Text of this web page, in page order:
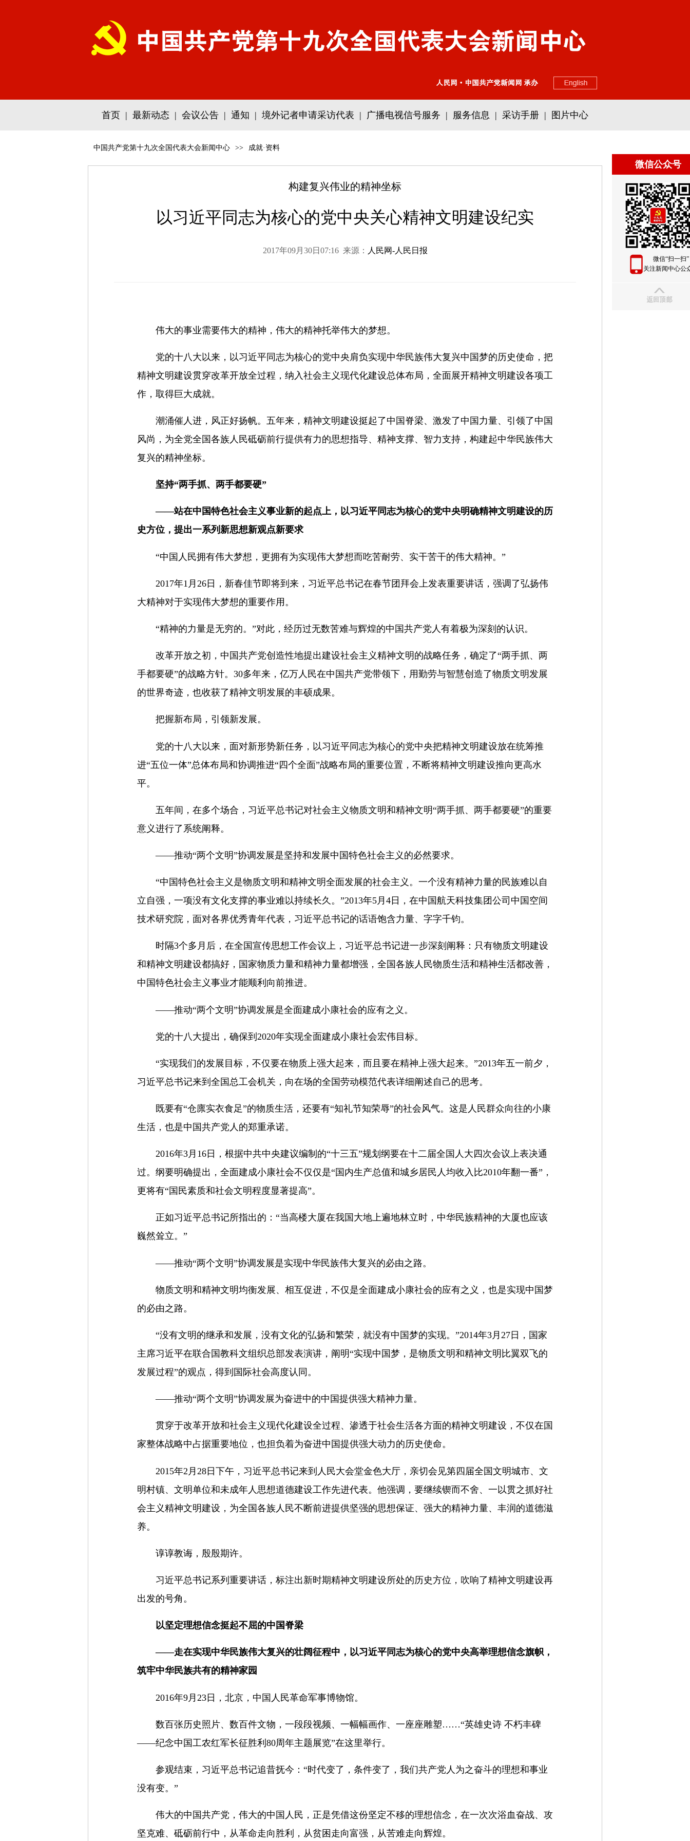
首页 | 最新动态 | 会议公告 | 通知 | 境外记者申请采访代表 | 广播电视信号服务 | 服务信息 | 采访手册 | 图片中心
中国共产党第十九次全国代表大会新闻中心 >> 成就·资料
构建复兴伟业的精神坐标
以习近平同志为核心的党中央关心精神文明建设纪实
2017年09月30日07:16 来源： 人民网-人民日报
伟大的事业需要伟大的精神，伟大的精神托举伟大的梦想。
党的十八大以来，以习近平同志为核心的党中央肩负实现中华民族伟大复兴中国梦的历史使命，把
精神文明建设贯穿改革开放全过程，纳入社会主义现代化建设总体布局，全面展开精神文明建设各项工
作，取得巨大成就。
潮涌催人进，风正好扬帆。五年来，精神文明建设挺起了中国脊梁、激发了中国力量、引领了中国
风尚，为全党全国各族人民砥砺前行提供有力的思想指导、精神支撑、智力支持，构建起中华民族伟大
复兴的精神坐标。
坚持“两手抓、两手都要硬”
——站在中国特色社会主义事业新的起点上，以习近平同志为核心的党中央明确精神文明建设的历
史方位，提出一系列新思想新观点新要求
“中国人民拥有伟大梦想，更拥有为实现伟大梦想而吃苦耐劳、实干苦干的伟大精神。”
2017年1月26日，新春佳节即将到来，习近平总书记在春节团拜会上发表重要讲话，强调了弘扬伟
大精神对于实现伟大梦想的重要作用。
“精神的力量是无穷的。”对此，经历过无数苦难与辉煌的中国共产党人有着极为深刻的认识。
改革开放之初，中国共产党创造性地提出建设社会主义精神文明的战略任务，确定了“两手抓、两
手都要硬”的战略方针。30多年来，亿万人民在中国共产党带领下，用勤劳与智慧创造了物质文明发展
的世界奇迹，也收获了精神文明发展的丰硕成果。
把握新布局，引领新发展。
党的十八大以来，面对新形势新任务，以习近平同志为核心的党中央把精神文明建设放在统筹推
进“五位一体”总体布局和协调推进“四个全面”战略布局的重要位置，不断将精神文明建设推向更高水
平。
五年间，在多个场合，习近平总书记对社会主义物质文明和精神文明“两手抓、两手都要硬”的重要
意义进行了系统阐释。
——推动“两个文明”协调发展是坚持和发展中国特色社会主义的必然要求。
“中国特色社会主义是物质文明和精神文明全面发展的社会主义。一个没有精神力量的民族难以自
立自强，一项没有文化支撑的事业难以持续长久。”2013年5月4日，在中国航天科技集团公司中国空间
技术研究院，面对各界优秀青年代表，习近平总书记的话语饱含力量、字字千钧。
时隔3个多月后，在全国宣传思想工作会议上，习近平总书记进一步深刻阐释：只有物质文明建设
和精神文明建设都搞好，国家物质力量和精神力量都增强，全国各族人民物质生活和精神生活都改善，
中国特色社会主义事业才能顺利向前推进。
——推动“两个文明”协调发展是全面建成小康社会的应有之义。
党的十八大提出，确保到2020年实现全面建成小康社会宏伟目标。
“实现我们的发展目标，不仅要在物质上强大起来，而且要在精神上强大起来。”2013年五一前夕，
习近平总书记来到全国总工会机关，向在场的全国劳动模范代表详细阐述自己的思考。
既要有“仓廪实衣食足”的物质生活，还要有“知礼节知荣辱”的社会风气。这是人民群众向往的小康
生活，也是中国共产党人的郑重承诺。
2016年3月16日，根据中共中央建议编制的“十三五”规划纲要在十二届全国人大四次会议上表决通
过。纲要明确提出，全面建成小康社会不仅仅是“国内生产总值和城乡居民人均收入比2010年翻一番”，
更将有“国民素质和社会文明程度显著提高”。
正如习近平总书记所指出的：“当高楼大厦在我国大地上遍地林立时，中华民族精神的大厦也应该
巍然耸立。”
——推动“两个文明”协调发展是实现中华民族伟大复兴的必由之路。
物质文明和精神文明均衡发展、相互促进，不仅是全面建成小康社会的应有之义，也是实现中国梦
的必由之路。
“没有文明的继承和发展，没有文化的弘扬和繁荣，就没有中国梦的实现。”2014年3月27日，国家
主席习近平在联合国教科文组织总部发表演讲，阐明“实现中国梦，是物质文明和精神文明比翼双飞的
发展过程”的观点，得到国际社会高度认同。
——推动“两个文明”协调发展为奋进中的中国提供强大精神力量。
贯穿于改革开放和社会主义现代化建设全过程、渗透于社会生活各方面的精神文明建设，不仅在国
家整体战略中占据重要地位，也担负着为奋进中国提供强大动力的历史使命。
2015年2月28日下午，习近平总书记来到人民大会堂金色大厅，亲切会见第四届全国文明城市、文
明村镇、文明单位和未成年人思想道德建设工作先进代表。他强调，要继续锲而不舍、一以贯之抓好社
会主义精神文明建设，为全国各族人民不断前进提供坚强的思想保证、强大的精神力量、丰润的道德滋
养。
谆谆教诲，殷殷期许。
习近平总书记系列重要讲话，标注出新时期精神文明建设所处的历史方位，吹响了精神文明建设再
出发的号角。
以坚定理想信念挺起不屈的中国脊梁
——走在实现中华民族伟大复兴的壮阔征程中，以习近平同志为核心的党中央高举理想信念旗帜，
筑牢中华民族共有的精神家园
2016年9月23日，北京，中国人民革命军事博物馆。
数百张历史照片、数百件文物，一段段视频、一幅幅画作、一座座雕塑……“英雄史诗 不朽丰碑
——纪念中国工农红军长征胜利80周年主题展览”在这里举行。
参观结束，习近平总书记追昔抚今：“时代变了，条件变了，我们共产党人为之奋斗的理想和事业
没有变。”
伟大的中国共产党，伟大的中国人民，正是凭借这份坚定不移的理想信念，在一次次浴血奋战、攻
坚克难、砥砺前行中，从革命走向胜利，从贫困走向富强，从苦难走向辉煌。
微信公众号
微信“扫一扫”
关注新闻中心公